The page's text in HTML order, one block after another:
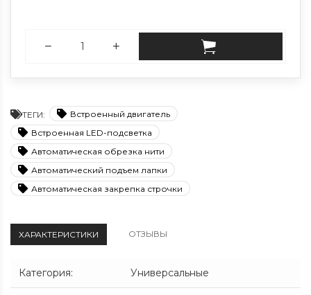
ТЕГИ:
Встроенный двигатель
Встроенная LED-подсветка
Автоматическая обрезка нити
Автоматический подъем лапки
Автоматическая закрепка строчки
ХАРАКТЕРИСТИКИ ОТЗЫВЫ
Категория: Универсальные